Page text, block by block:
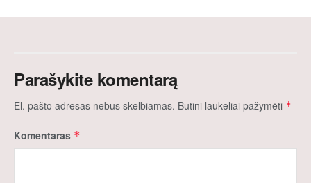
Parašykite komentarą
El. pašto adresas nebus skelbiamas. Būtini laukeliai pažymėti *
Komentaras *